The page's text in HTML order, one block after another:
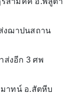
งฌาปนสถาน
ส่งอีก 3 ศพ
มาทน์ อ.สัตหีบ